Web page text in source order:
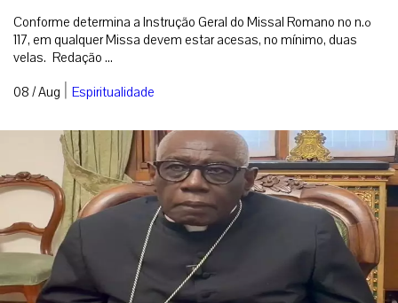
Conforme determina a Instrução Geral do Missal Romano no n.º
117, em qualquer Missa devem estar acesas, no mínimo, duas
velas. Redação ...
08 / Aug | Espiritualidade